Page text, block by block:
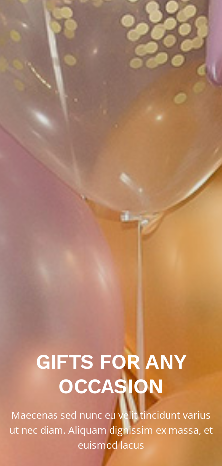
GIFTS FOR ANY
OCCASION
Maecenas sed nunc eu velit tincidunt varius
ut nec diam. Aliquam dignissim ex massa, et
euismod lacus